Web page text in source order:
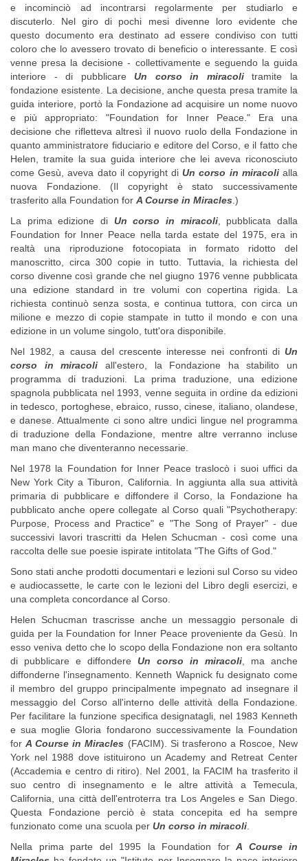
e incominciò ad incontrarsi regolarmente per studiarlo e
discuterlo. Nel giro di pochi mesi divenne loro evidente che
questo documento era destinato ad essere condiviso con tutti
coloro che lo avessero trovato di beneficio o interessante. E così
venne presa la decisione - collettivamente e seguendo la guida
interiore - di pubblicareUn corso in miracolitramite la
fondazione esistente. La decisione, anche questa presa tramite la
guida interiore, portò la Fondazione ad acquisire un nome nuovo
e più appropriato: "Foundation for Inner Peace." Era una
decisione che rifletteva altresì il nuovo ruolo della Fondazione in
quanto amministratore fiduciario e editore del Corso, e il fatto che
Helen, tramite la sua guida interiore che lei aveva riconosciuto
come Gesù, aveva dato il copyright diUn corso in miracolialla
nuova Fondazione. (Il copyright è stato successivamente
trasferito alla Foundation for A Course in Miracles .)
La prima edizione di Un corso in miracoli, pubblicata dalla
Foundation for Inner Peace nella tarda estate del 1975, era in
realtà una riproduzione fotocopiata in formato ridotto del
manoscritto, circa 300 copie in tutto. Tuttavia, la richiesta del
corso divenne così grande che nel giugno 1976 venne pubblicata
una edizione standard in tre volumi con copertina rigida. La
richiesta continuò senza sosta, e continua tuttora, con circa un
milione e mezzo di copie stampate in tutto il mondo e con una
edizione in un volume singolo, tutt'ora disponibile.
Nel 1982, a causa del crescente interesse nei confronti di Un
corso in miracoli all'estero, la Fondazione ha stabilito un
programma di traduzioni. La prima traduzione, una edizione
spagnola pubblicata nel 1993, venne seguita in ordine da edizioni
in tedesco, portoghese, ebraico, russo, cinese, italiano, olandese,
e danese. Attualmente ci sono altre undici lingue nel programma
di traduzione della Fondazione, mentre altre verranno incluse
man mano che diventeranno necessarie.
Nel 1978 la Foundation for Inner Peace traslocò i suoi uffici da
New York City a Tiburon, California. In aggiunta alla sua attività
primaria di pubblicare e diffondere il Corso, la Fondazione ha
pubblicato anche opere collegate al Corso quali "Psychotherapy:
Purpose, Process and Practice" e "The Song of Prayer" - due
successivi lavori trascritti da Helen Schucman - così come una
raccolta delle sue poesie ispirate intitolata "The Gifts of God."
Sono stati anche prodotti documentari e lezioni sul Corso su video
e audiocassette, le carte con le lezioni del Libro degli esercizi, e
una completa concordance al Corso.
Helen Schucman trascrisse anche un messaggio personale di
guida per la Foundation for Inner Peace proveniente da Gesù. In
esso veniva detto che lo scopo della Fondazione non era soltanto
di pubblicare e diffondere Un corso in miracoli , ma anche
diffonderne l'insegnamento. Kenneth Wapnick fu designato come
il membro del gruppo principalmente impegnato ad insegnare il
messaggio del Corso all'interno delle attività della Fondazione.
Per facilitare la funzione specifica designatagli, nel 1983 Kenneth
e sua moglie Gloria fondarono successivamente la Foundation
forA Course in Miracles (FACIM). Si trasferono a Roscoe, New
York nel 1988 dove istituirono un Academy and Retreat Center
(Accademia e centro di ritiro). Nel 2001, la FACIM ha trasferito il
suo centro di insegnamento e le altre attività a Temecula,
California, una città dell'entroterra tra Los Angeles e San Diego.
Questa Fondazione perciò è stata concepita ed ha sempre
funzionato come una scuola per Un corso in miracoli
Nella prima parte del 1995 la Foundation for A Course in